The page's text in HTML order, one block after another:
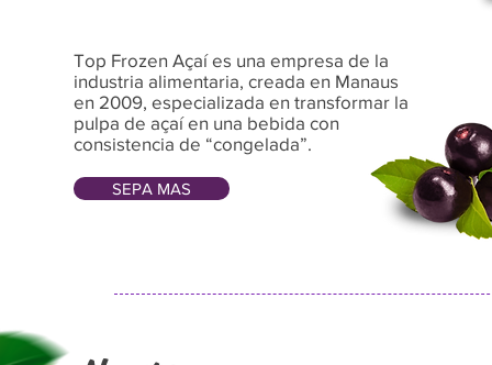
Top Frozen Açaí es una empresa de la
industria alimentaria, creada en Manaus
en 2009, especializada en transformar la
pulpa de açaí en una bebida con
consistencia de “congelada”.
SEPA MAS